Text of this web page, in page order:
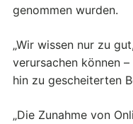
genommen wurden.
„Wir wissen nur zu
verursachen können
hin zu gescheiterten
„Die Zunahme von